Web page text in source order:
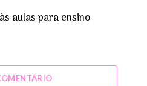
aulas para ensino